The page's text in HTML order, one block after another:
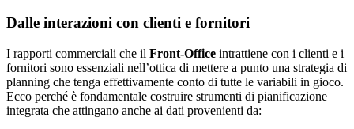
Dalle interazioni con clienti e fornitori
I rapporti commerciali che il Front-Office intrattiene con i clienti e i
fornitori sono essenziali nell’ottica di mettere a punto una strategia di
planning che tenga effettivamente conto di tutte le variabili in gioco.
Ecco perché è fondamentale costruire strumenti di pianificazione
integrata che attingano anche ai dati provenienti da: